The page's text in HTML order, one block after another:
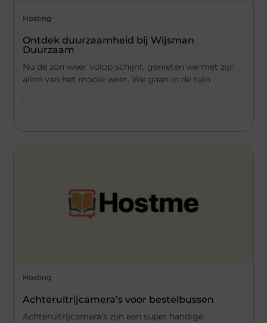
Hosting
Ontdek duurzaamheid bij Wijsman
Duurzaam
Nu de zon weer volop schijnt, genieten we met zijn
allen van het mooie weer. We gaan in de tuin
...
Hosting
Achteruitrijcamera’s voor bestelbussen
Achteruitrijcamera’s zijn een super handige